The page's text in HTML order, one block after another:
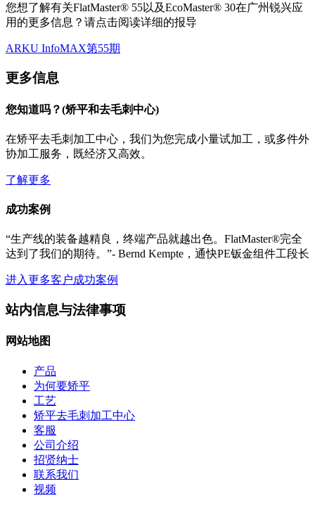
您想了解有关FlatMaster® 55以及EcoMaster® 30在广州锐兴应
用的更多信息？请点击阅读详细的报导
ARKU InfoMAX第55期
更多信息
您知道吗？(矫平和去毛刺中心)
在矫平去毛刺加工中心，我们为您完成小量试加工，或多件外
协加工服务，既经济又高效。
了解更多
成功案例
“生产线的装备越精良，终端产品就越出色。FlatMaster®完全
达到了我们的期待。”- Bernd Kempte，通快PE钣金组件工段长
进入更多客户成功案例
站内信息与法律事项
网站地图
产品
为何要矫平
工艺
矫平去毛刺加工中心
客服
公司介绍
招贤纳士
联系我们
视频